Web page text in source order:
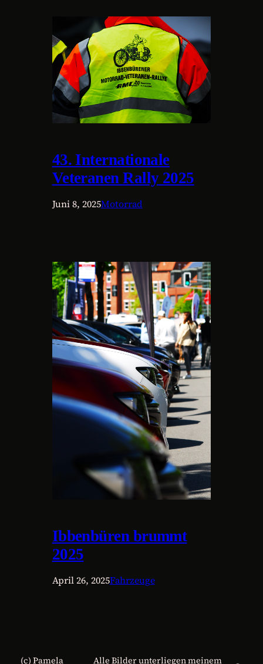
43. Internationale
Veteranen Rally 2025
Juni 8, 2025Motorrad
Ibbenbüren brummt
2025
April 26, 2025Fahrzeuge
(c) Pamela Alle Bilder unterliegen meinem